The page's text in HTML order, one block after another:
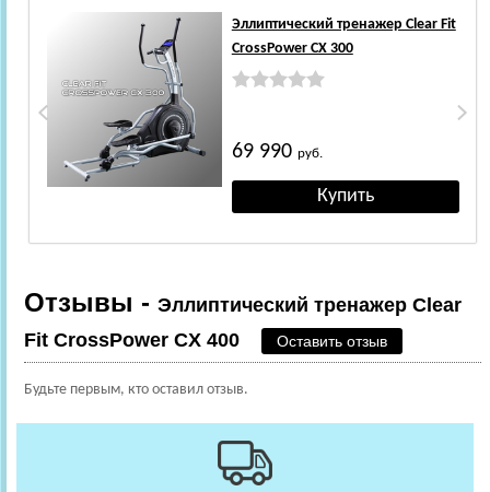
Эллиптический тренажер Clear Fit
CrossPower CX 300
69 990 руб.
Отзывы - Эллиптический тренажер Clear
Fit CrossPower CX 400
Оставить отзыв
Будьте первым, кто оставил отзыв.